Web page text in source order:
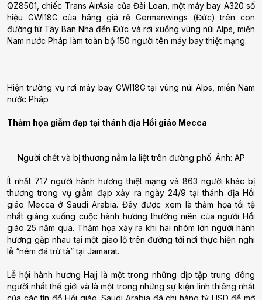
QZ8501, chiếc Trans AirAsia của Đài Loan, một máy bay A320 số
hiệu GWI18G của hãng giá rẻ Germanwings (Đức) trên con
đường từ Tây Ban Nha đến Đức và rơi xuống vùng núi Alps, miền
Nam nước Pháp làm toàn bộ 150 người tên máy bay thiệt mạng.
Hiện trường vụ rơi máy bay GWI18G tại vùng núi Alps, miền Nam
nước Pháp
Thảm họa giẫm đạp tại thánh địa Hồi giáo Mecca
Người chết và bị thương nằm la liệt trên đường phố. Ảnh: AP
Ít nhất 717 người hành hương thiệt mạng và 863 người khác bị
thương trong vụ giẫm đạp xảy ra ngày 24/9 tại thánh địa Hồi
giáo Mecca ở Saudi Arabia. Đây được xem là thảm họa tồi tệ
nhất giáng xuống cuộc hành hương thường niên của người Hồi
giáo 25 năm qua. Thảm họa xảy ra khi hai nhóm lớn người hành
hương gặp nhau tại một giao lộ trên đường tới nơi thực hiện nghi
lễ “ném đá trừ tà” tại Jamarat.
Lễ hội hành hương Hajj là một trong những dịp tập trung đông
người nhất thế giới và là một trong những sự kiện linh thiêng nhất